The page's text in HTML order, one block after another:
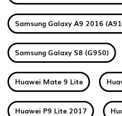
Samsung Galaxy A9 2016
Samsung Galaxy S8 (G950)
Huawei Mate 9 Lite
Huawei P9 Lite 2017